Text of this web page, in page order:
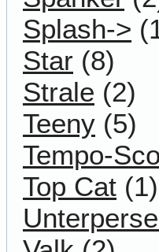
Splash->
Star (8)
Strale (2)
Teeny (5)
Tempo-
Top Cat (1)